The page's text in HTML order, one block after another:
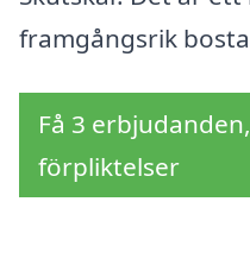
framgångsrik
Få 3
förpliktelser